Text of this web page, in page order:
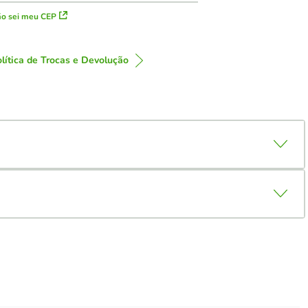
sei meu CEP
de Trocas e Devolução